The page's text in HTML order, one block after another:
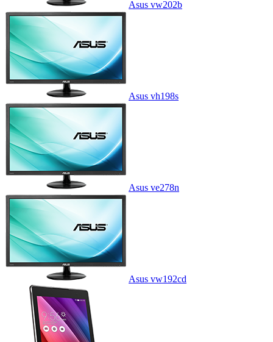
Asus vw202b
Asus vh198s
Asus ve278n
Asus vw192cd